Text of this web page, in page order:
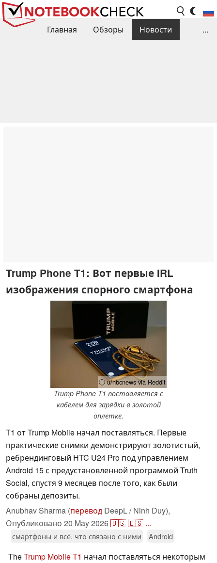
Главная Обзоры
Новости
...
Trump Phone T1: Вот первые IRL
изображения спорного смартфона
ⓘ u/nbcnews via Reddit
Trump Phone T1 поставляется с
кабелем для зарядки в золотой
оплетке.
T1 от Trump Mobile начал поставляться. Первые
практические снимки демонстрируют золотистый,
ребрендинговый HTC U24 Pro под управлением
Android 15 с предустановленной программой Truth
Social, спустя 9 месяцев после того, как были
собраны депозиты.
Anubhav Sharma (перевод DeepL / Ninh Duy),
Опубликовано 20 May 2026🇺🇸🇪🇸 ...
смартфоны и всё, что связано с ними Android
TheTrump Mobile T1 начал поставляться некоторым